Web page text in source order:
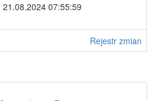
21.08.2024 07:55:59
Rejestr zmian